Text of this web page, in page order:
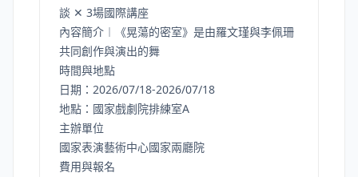
談 ✕ 3場國際講座
內容簡介︱《晃蕩的密室》是由羅文瑾與李佩珊
共同創作與演出的舞
時間與地點
日期：2026/07/18-2026/07/18
地點：國家戲劇院排練室A
主辦單位
國家表演藝術中心國家兩廳院
費用與報名